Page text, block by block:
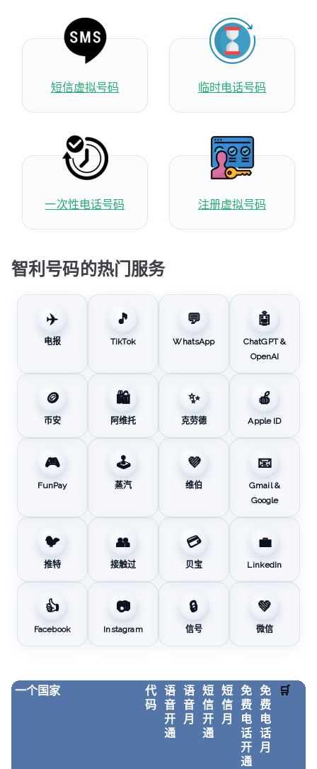
短信虚拟号码 临时电话号码
一次性电话号码 注册虚拟号码
智利号码的热门服务
✈️
电报
🎵
TikTok
💬
WhatsApp
🤖
ChatGPT &
OpenAI
🪙
币安
🛍️
阿维托
✨
克劳德
🍎
Apple ID
🎮
FunPay
🕹️
蒸汽
💜
维伯
📧
Gmail &
Google
🐦
推特
👥
接触过
💳
贝宝
💼
LinkedIn
👍
Facebook
📷
Instagram
🔒
信号
💚
微信
一个国家
代
码
语
音
开
通
语
音
月
短
信
开
通
短
信
月
免
费
电
话
开
通
免
费
电
话
月
🛒